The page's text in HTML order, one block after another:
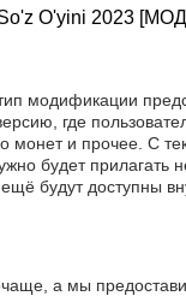
O'yini 2023
модификации
где
монет и прочее. С
будет прилагать
будут доступны
а мы